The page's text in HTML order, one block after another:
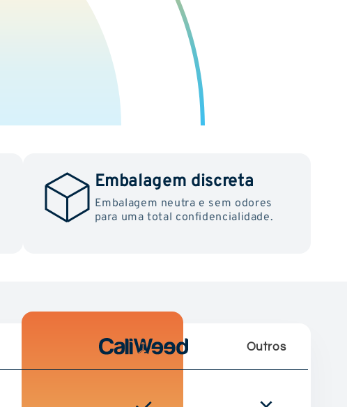
Embalagem discreta
Embalagem neutra e sem odores
para uma total confidencialidade.
Outros